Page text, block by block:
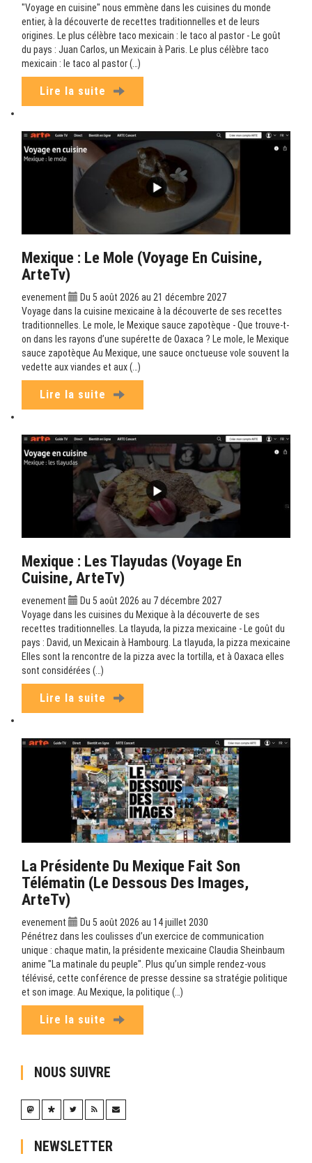
"Voyage en cuisine" nous emmène dans les cuisines du monde
entier, à la découverte de recettes traditionnelles et de leurs
origines. Le plus célèbre taco mexicain : le taco al pastor - Le goût
du pays : Juan Carlos, un Mexicain à Paris. Le plus célèbre taco
mexicain : le taco al pastor (…)
Lire la suite
Mexique : Le Mole (Voyage En Cuisine,
ArteTv)
evenement
Du 5 août 2026 au 21 décembre 2027
Voyage dans la cuisine mexicaine à la découverte de ses recettes
traditionnelles. Le mole, le Mexique sauce zapotèque - Que trouve-t-
on dans les rayons d’une supérette de Oaxaca ? Le mole, le Mexique
sauce zapotèque Au Mexique, une sauce onctueuse vole souvent la
vedette aux viandes et aux (…)
Lire la suite
Mexique : Les Tlayudas (Voyage En
Cuisine, ArteTv)
evenement
Du 5 août 2026 au 7 décembre 2027
Voyage dans les cuisines du Mexique à la découverte de ses
recettes traditionnelles. La tlayuda, la pizza mexicaine - Le goût du
pays : David, un Mexicain à Hambourg. La tlayuda, la pizza mexicaine
Elles sont la rencontre de la pizza avec la tortilla, et à Oaxaca elles
sont considérées (…)
Lire la suite
La Présidente Du Mexique Fait Son
Télématin (Le Dessous Des Images,
ArteTv)
evenement
Du 5 août 2026 au 14 juillet 2030
Pénétrez dans les coulisses d’un exercice de communication
unique : chaque matin, la présidente mexicaine Claudia Sheinbaum
anime "La matinale du peuple". Plus qu’un simple rendez-vous
télévisé, cette conférence de presse dessine sa stratégie politique
et son image. Au Mexique, la politique (…)
Lire la suite
NOUS SUIVRE
NEWSLETTER